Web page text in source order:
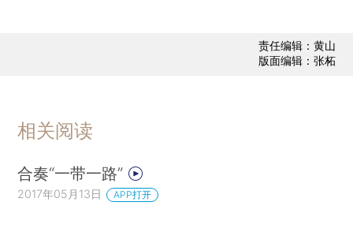
责任编辑：黄山
版面编辑：张柘
相关阅读
合奏“一带一路”
2017年05月13日 APP打开